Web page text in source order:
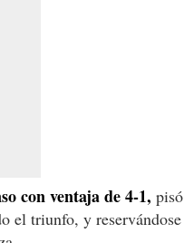
con ventaja de 4-1, pisó
el triunfo, y reservándose